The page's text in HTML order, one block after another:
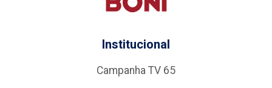
Institucional
Campanha TV 65